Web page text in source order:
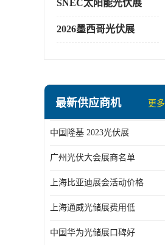
SNEC太阳能光伏展
2026墨西哥光伏展
最新供应商机 更多
中国隆基 2023光伏展
广州光伏大会展商名单
上海比亚迪展会活动价格
上海通威光储展费用低
中国华为光储展口碑好